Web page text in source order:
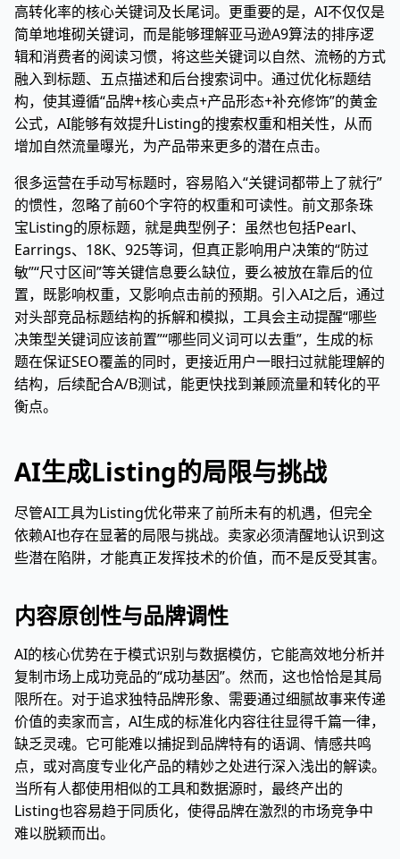
高转化率的核心关键词及长尾词。更重要的是，AI不仅仅是
简单地堆砌关键词，而是能够理解亚马逊A9算法的排序逻
辑和消费者的阅读习惯，将这些关键词以自然、流畅的方式
融入到标题、五点描述和后台搜索词中。通过优化标题结
构，使其遵循“品牌+核心卖点+产品形态+补充修饰”的黄金
公式，AI能够有效提升Listing的搜索权重和相关性，从而
增加自然流量曝光，为产品带来更多的潜在点击。
很多运营在手动写标题时，容易陷入“关键词都带上了就行”
的惯性，忽略了前60个字符的权重和可读性。前文那条珠
宝Listing的原标题，就是典型例子：虽然也包括Pearl、
Earrings、18K、925等词，但真正影响用户决策的“防过
敏”“尺寸区间”等关键信息要么缺位，要么被放在靠后的位
置，既影响权重，又影响点击前的预期。引入AI之后，通过
对头部竞品标题结构的拆解和模拟，工具会主动提醒“哪些
决策型关键词应该前置”“哪些同义词可以去重”，生成的标
题在保证SEO覆盖的同时，更接近用户一眼扫过就能理解的
结构，后续配合A/B测试，能更快找到兼顾流量和转化的平
衡点。
AI生成Listing的局限与挑战
尽管AI工具为Listing优化带来了前所未有的机遇，但完全
依赖AI也存在显著的局限与挑战。卖家必须清醒地认识到这
些潜在陷阱，才能真正发挥技术的价值，而不是反受其害。
内容原创性与品牌调性
AI的核心优势在于模式识别与数据模仿，它能高效地分析并
复制市场上成功竞品的“成功基因”。然而，这也恰恰是其局
限所在。对于追求独特品牌形象、需要通过细腻故事来传递
价值的卖家而言，AI生成的标准化内容往往显得千篇一律，
缺乏灵魂。它可能难以捕捉到品牌特有的语调、情感共鸣
点，或对高度专业化产品的精妙之处进行深入浅出的解读。
当所有人都使用相似的工具和数据源时，最终产出的
Listing也容易趋于同质化，使得品牌在激烈的市场竞争中
难以脱颖而出。